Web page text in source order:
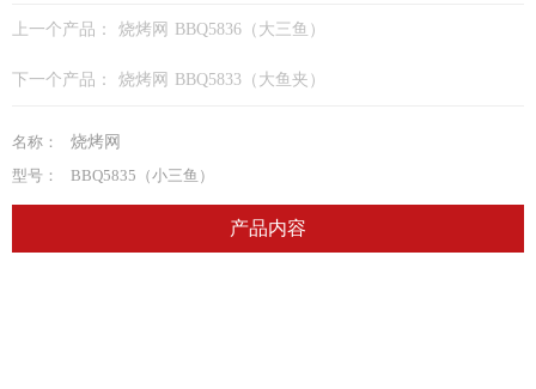
上一个产品： 烧烤网 BBQ5836（大三鱼）
下一个产品： 烧烤网 BBQ5833（大鱼夹）
名称：
烧烤网
型号：
BBQ5835（小三鱼）
产品内容